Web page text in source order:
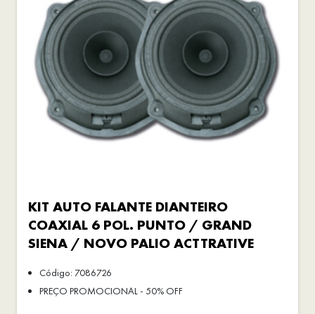
KIT AUTO FALANTE DIANTEIRO
COAXIAL 6 POL. PUNTO / GRAND
SIENA / NOVO PALIO ACTTRATIVE
Código: 7086726
PREÇO PROMOCIONAL - 50% OFF